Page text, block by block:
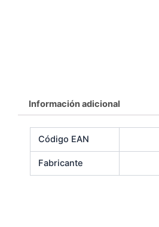
Información adicional
Código EAN
Fabricante